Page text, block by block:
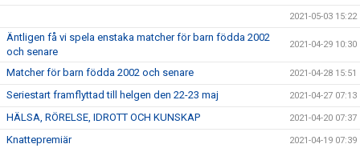
2021-05-03 15:22
Äntligen få vi spela enstaka matcher för barn födda 2002
och senare
2021-04-29 10:30
Matcher för barn födda 2002 och senare 2021-04-28 15:51
Seriestart framflyttad till helgen den 22-23 maj 2021-04-27 07:13
HÄLSA, RÖRELSE, IDROTT OCH KUNSKAP 2021-04-20 07:37
Knattepremiär 2021-04-19 07:39